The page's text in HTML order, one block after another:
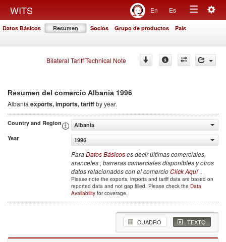
WITS En Es
Toggle
Datos Básicos Resumen Socios Grupo de productos País
Bilateral Tariff Technical Note
Resumen del comercio Albania 1996
Albania exports, imports, tariffby year.
Country and Region
Albania
Year
1996
ParaDatos Básicoses decir últimas comerciales,
aranceles , barreras comerciales disponibles y otros
datos relacionados con el comercioClick Aquí .
Please note the exports, imports and tariff data are based on
reported data and not gap filled. Please check the Data
Availability for coverage.
CUADRO TEXTO